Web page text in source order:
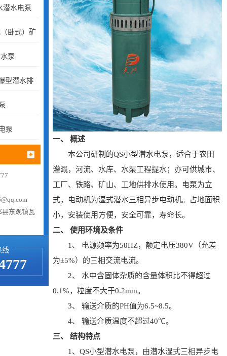
潜水电泵
卧式）矿
泵
型潜水排
泵
东观镇瓦
线
一、 概述
本公司研制的QS小型潜水电泵，适合于农田
灌溉，河流、水库、水渠工程提水；亦可供城市、
工厂、铁路、矿山、工地供排水使用。电泵为立
式，电动机为湿式潜水三相异步电动机。占地面积
小，安装使用方便，安全可靠，寿命长。
二、 使用环境及条件
1、 电源频率为50HZ，额定电压380V（允差
为±5%）的三相交流电流。
2、 水中含固体杂质的含量体积比不得超过
0.1%，粒度不大于0.2mm。
3、 输送介质的PH值为6.5~8.5。
4、 输送介质温度不超过40℃。
三、 结构特点
1、QS小型潜水电泵，由潜水湿式三相异步电